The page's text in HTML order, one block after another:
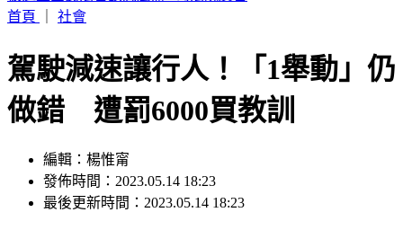
首頁
社會
駕駛減速讓行人！「1舉動」仍
做錯 遭罰6000買教訓
編輯：楊惟甯
發佈時間：2023.05.14 18:23
最後更新時間：2023.05.14 18:23